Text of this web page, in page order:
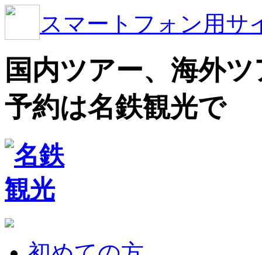
スマートフォン用サ
国内ツアー、海外
予約は名鉄観光で